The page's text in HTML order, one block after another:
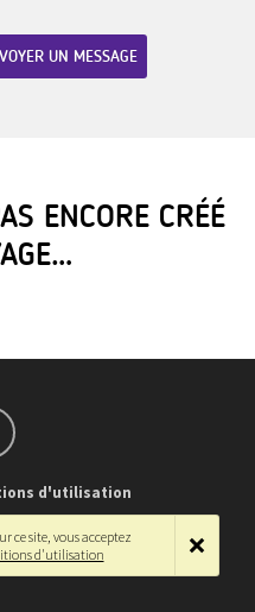
UN MESSAGE
ENCORE CRÉÉ
d'utilisation
English
ce site, vous acceptez
d'utilisation